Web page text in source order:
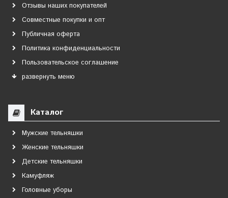
Отзывы наших покупателей
Совместные покупки и опт
Публичная оферта
Политика конфиденциальности
Пользовательское соглашение
развернуть меню
Каталог
Мужские тельняшки
Женские тельняшки
Детские тельняшки
Камуфляж
Головные уборы